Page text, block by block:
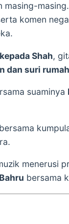
masing-
komen
Shah,
dan suri
suaminya
menerusi
bersama